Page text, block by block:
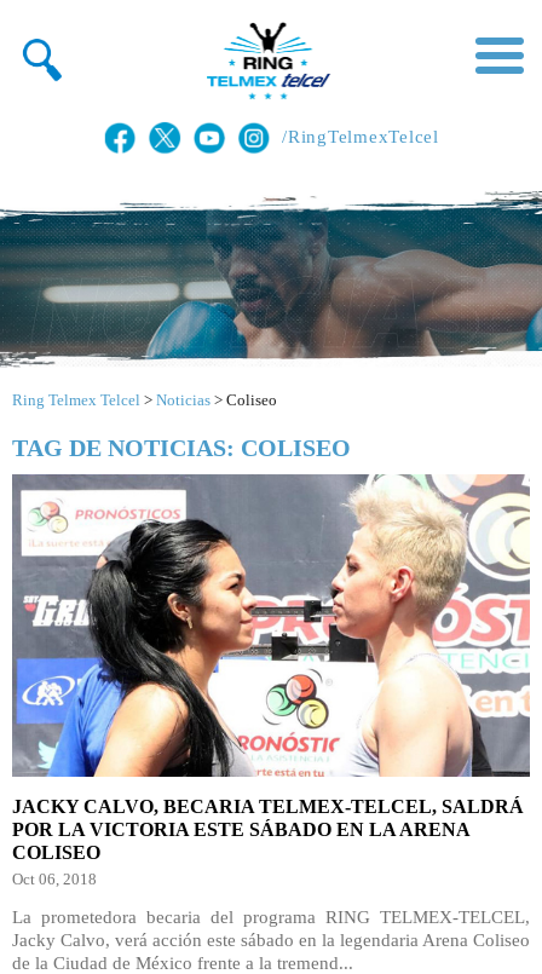
/RingTelmexTelcel
Ring Telmex Telcel > Noticias > Coliseo
TAG DE NOTICIAS: COLISEO
JACKY CALVO, BECARIA TELMEX-TELCEL, SALDRÁ
POR LA VICTORIA ESTE SÁBADO EN LA ARENA
COLISEO
Oct 06, 2018
La prometedora becaria del programa RING TELMEX-TELCEL,
Jacky Calvo, verá acción este sábado en la legendaria Arena Coliseo
de la Ciudad de México frente a la tremend...